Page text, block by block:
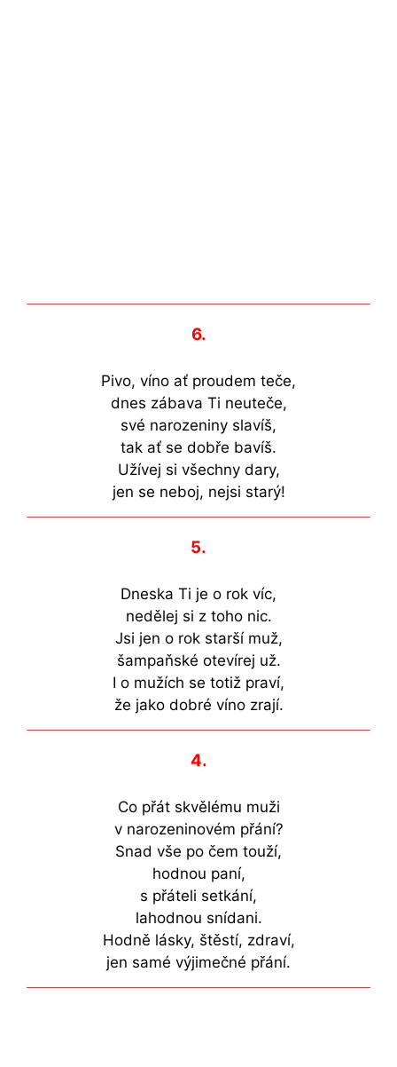
6.
Pivo, víno ať proudem teče,
dnes zábava Ti neuteče,
své narozeniny slavíš,
tak ať se dobře bavíš.
Užívej si všechny dary,
jen se neboj, nejsi starý!
5.
Dneska Ti je o rok víc,
nedělej si z toho nic.
Jsi jen o rok starší muž,
šampaňské otevírej už.
I o mužích se totiž praví,
že jako dobré víno zrají.
4.
Co přát skvělému muži
v narozeninovém přání?
Snad vše po čem touží,
hodnou paní,
s přáteli setkání,
lahodnou snídani.
Hodně lásky, štěstí, zdraví,
jen samé výjimečné přání.